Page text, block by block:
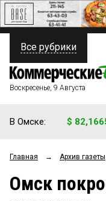
ПОЛИТИКА
ФИНАНСЫ
ОБЩЕСТВО
ЗАКОН
Все рубрики
Воскресенье, 9 Августа
В Омске: $
Главная → Архив газеты
Омск